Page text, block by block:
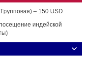
– 150 USD
индейской